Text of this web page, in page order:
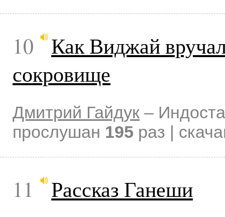
10
Как Виджай
сокровище
Дмитрий Гайдук –
прослушан 195 раз |
11 Рассказ Ганеши